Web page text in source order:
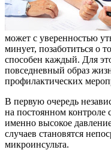
может с уверенностью
минует, позаботиться о
способен каждый. Для
повседневный образ
профилактических
В первую очередь
на постоянном контроле
именно высокое
случаев становятся
микроинсульта.